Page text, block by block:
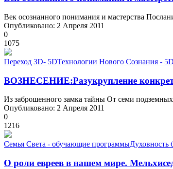
Век осознанного понимания и мастерства
Опубликовано: 2 Апреля 2011
0
1075
Переход 3D- 5DТехнологии Нового Сознания - 5D
ВОЗНЕСЕНИЕ:Разукрупление
Из заброшенного замка тайны От семи
Опубликовано: 2 Апреля 2011
0
1216
Семья Света - обучающие программыДуховность
О роли евреев в нашем мире.